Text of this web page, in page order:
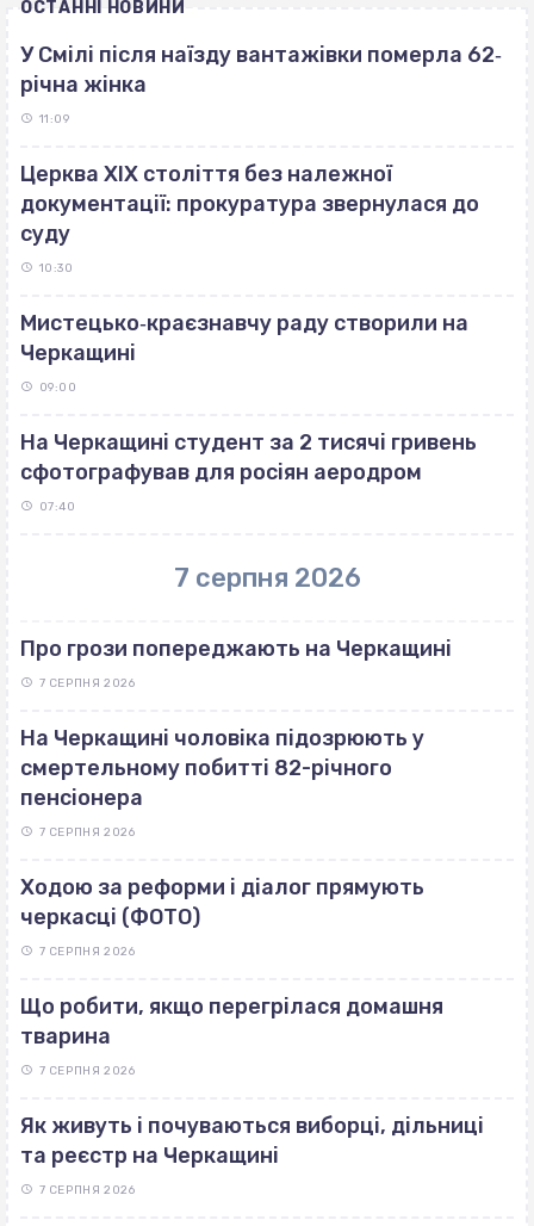
ОСТАННІ НОВИНИ
У Смілі після наїзду вантажівки померла 62‐
річна жінка
11:09
Церква ХІХ століття без належної
документації: прокуратура звернулася до
суду
10:30
Мистецько‐краєзнавчу раду створили на
Черкащині
09:00
На Черкащині студент за 2 тисячі гривень
сфотографував для росіян аеродром
07:40
7 серпня 2026
Про грози попереджають на Черкащині
7 СЕРПНЯ 2026
На Черкащині чоловіка підозрюють у
смертельному побитті 82-річного
пенсіонера
7 СЕРПНЯ 2026
Ходою за реформи і діалог прямують
черкасці (ФОТО)
7 СЕРПНЯ 2026
Що робити, якщо перегрілася домашня
тварина
7 СЕРПНЯ 2026
Як живуть і почуваються виборці, дільниці
та реєстр на Черкащині
7 СЕРПНЯ 2026